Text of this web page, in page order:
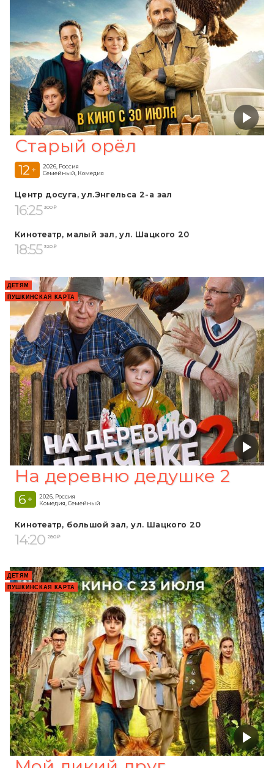
Старый орёл
12 +
2026, Россия
Семейный, Комедия
Центр досуга, ул.Энгельса 2-а зал
16:25 300 ₽
Кинотеатр, малый зал, ул. Шацкого 20
18:55 320 ₽
ДЕТЯМ
ПУШКИНСКАЯ КАРТА
На деревню дедушке 2
6 +
2026, Россия
Комедия, Семейный
Кинотеатр, большой зал, ул. Шацкого 20
14:20 280 ₽
ДЕТЯМ
ПУШКИНСКАЯ КАРТА